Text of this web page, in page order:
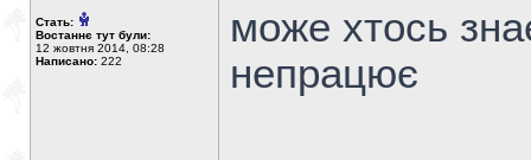
Стать:
Востаннє тут були:
12 жовтня 2014, 08:28
Написано: 222
може хтось
непрацює